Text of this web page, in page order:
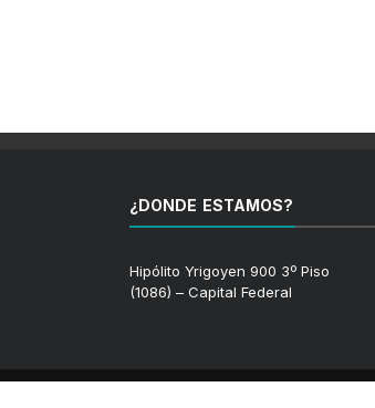
¿DONDE ESTAMOS?
Hipólito Yrigoyen 900 3º Piso
(1086) – Capital Federal